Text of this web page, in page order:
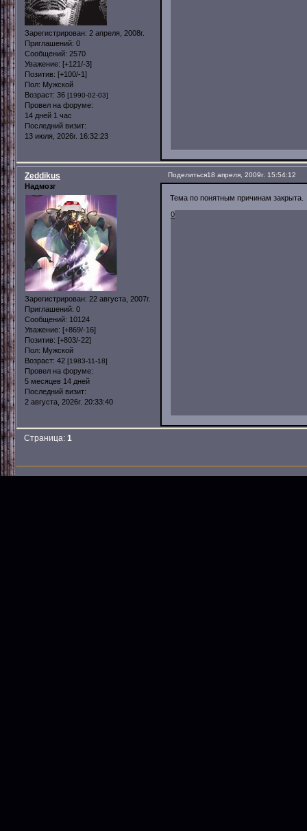
Зарегистрирован: 2 апреля, 2008г.
Приглашений: 0
Сообщений: 2570
Уважение: [+121/-3]
Позитив: [+100/-1]
Пол: Мужской
Возраст: 36 [1990-02-03]
Провел на форуме:
14 дней 1 час
Последний визит:
13 июля, 2026г. 16:32:23
Поделиться18 апреля, 2009г. 15:54:12
Zeddikus
Надмозг
Зарегистрирован: 22 августа, 2007г.
Приглашений: 0
Сообщений: 10124
Уважение: [+869/-16]
Позитив: [+803/-22]
Пол: Мужской
Возраст: 42 [1983-11-18]
Провел на форуме:
5 месяцев 14 дней
Последний визит:
2 августа, 2026г. 20:33:40
Тема по понятным причинам закрыта.
0
Страница:1